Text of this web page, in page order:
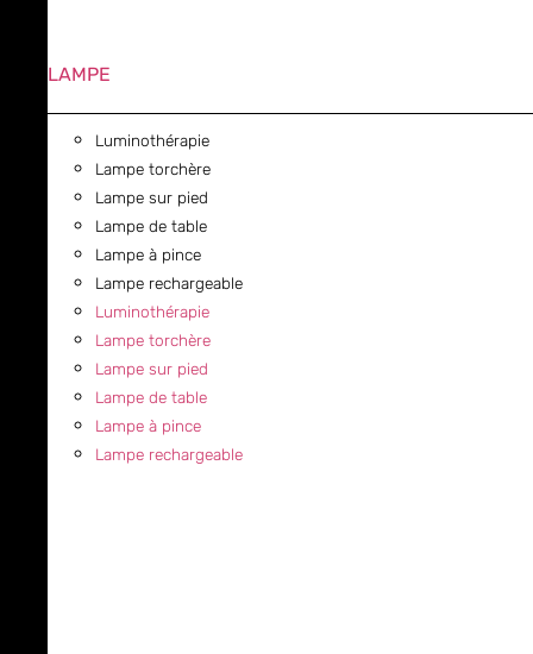
LAMPE
Luminothérapie
Lampe torchère
Lampe sur pied
Lampe de table
Lampe à pince
Lampe rechargeable
Luminothérapie
Lampe torchère
Lampe sur pied
Lampe de table
Lampe à pince
Lampe rechargeable